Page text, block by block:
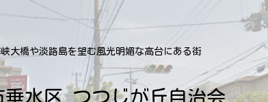
大橋や淡路島を望む風光明媚な高台にある街
垂水区 つつじが丘自治会